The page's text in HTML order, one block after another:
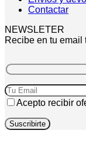
Contactar
NEWSLETER
Recibe en tu email
Acepto recibir